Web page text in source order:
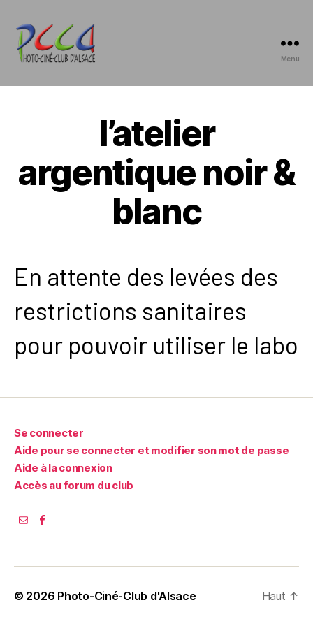
Ciné-
Menu
l’atelier
argentique noir &
blanc
En attente des levées des
restrictions sanitaires
pour pouvoir utiliser le labo
Se connecter
Aide pour se connecter et modifier son mot de passe
Aide à la connexion
Accès au forum du club
© 2026 Photo-Ciné-Club d'Alsace Haut ↑